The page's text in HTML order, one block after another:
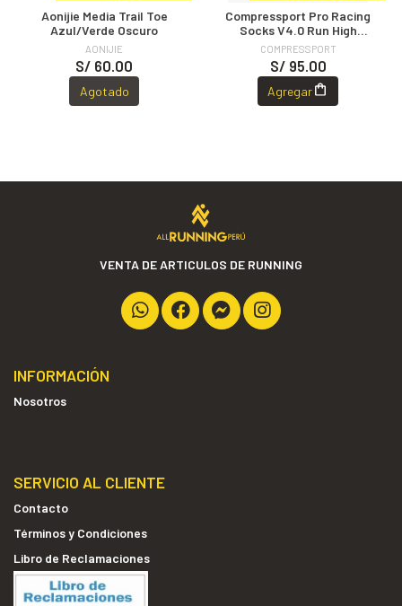
Aonijie Media Trail Toe
Azul/Verde Oscuro
AONIJIE
S/ 60.00
Agotado
Compressport Pro Racing
Socks V4.0 Run High
BLACK/WHITE
COMPRESSPORT
S/ 95.00
Agregar
VENTA DE ARTICULOS DE RUNNING
INFORMACIÓN
Nosotros
SERVICIO AL CLIENTE
Contacto
Términos y Condiciones
Libro de Reclamaciones